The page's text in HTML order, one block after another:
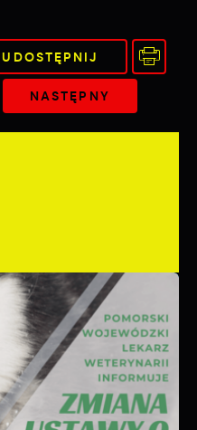
UDOSTĘPNIJ
NASTĘPNY